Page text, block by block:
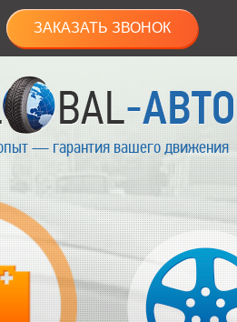
ЗАКАЗАТЬ ЗВОНОК
— гарантия вашего движения